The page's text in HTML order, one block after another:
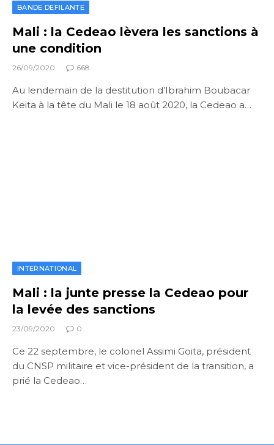
BANDE DEFILANTE
Mali : la Cedeao lèvera les sanctions à
une condition
26/09/2020 668
Au lendemain de la destitution d’Ibrahim Boubacar
Keita à la tête du Mali le 18 août 2020, la Cedeao a…
INTERNATIONAL
Mali : la junte presse la Cedeao pour
la levée des sanctions
23/09/2020 0
Ce 22 septembre, le colonel Assimi Goita, président
du CNSP militaire et vice-président de la transition, a
prié la Cedeao…